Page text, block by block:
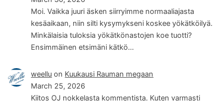
Moi. Vaikka juuri äsken siirryimme normaaliajasta
kesäaikaan, niin silti kysymykseni koskee yökätköilyä.
Minkälaisia tuloksia yökätkönastojen koe tuotti?
Ensimmäinen etsimäni kätkö…
weellu on Kuukausi Rauman megaan
March 25, 2026
Kiitos OJ nokkelasta kommentista. Kuten varmasti